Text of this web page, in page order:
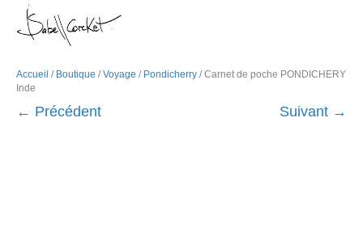
u
Accueil / Boutique /Voyage / Pondicherry / Carnet de poche PONDICHERY
Inde
← Précédent Suivant →